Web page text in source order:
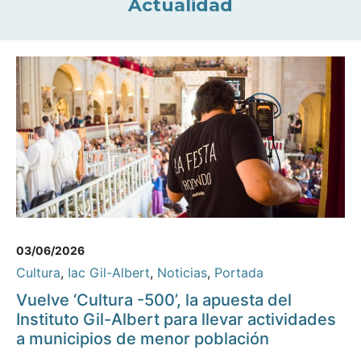
Actualidad
03/06/2026
Cultura, Iac Gil-Albert, Noticias, Portada
Vuelve ‘Cultura -500’, la apuesta del
Instituto Gil-Albert para llevar actividades
a municipios de menor población